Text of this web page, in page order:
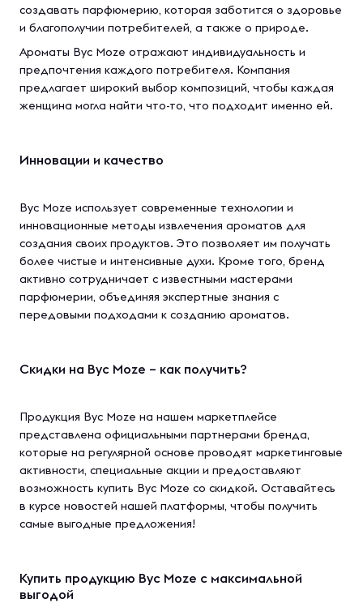
создавать парфюмерию, которая заботится о здоровье
и благополучии потребителей, а также о природе.
Ароматы Byc Moze отражают индивидуальность и
предпочтения каждого потребителя. Компания
предлагает широкий выбор композиций, чтобы каждая
женщина могла найти что-то, что подходит именно ей.
Инновации и качество
Byc Moze использует современные технологии и
инновационные методы извлечения ароматов для
создания своих продуктов. Это позволяет им получать
более чистые и интенсивные духи. Кроме того, бренд
активно сотрудничает с известными мастерами
парфюмерии, объединяя экспертные знания с
передовыми подходами к созданию ароматов.
Скидки на Byc Moze – как получить?
Продукция Byc Moze на нашем маркетплейсе
представлена официальными партнерами бренда,
которые на регулярной основе проводят маркетинговые
активности, специальные акции и предоставляют
возможность купить Byc Moze со скидкой. Оставайтесь
в курсе новостей нашей платформы, чтобы получить
самые выгодные предложения!
Купить продукцию Byc Moze с максимальной
выгодой